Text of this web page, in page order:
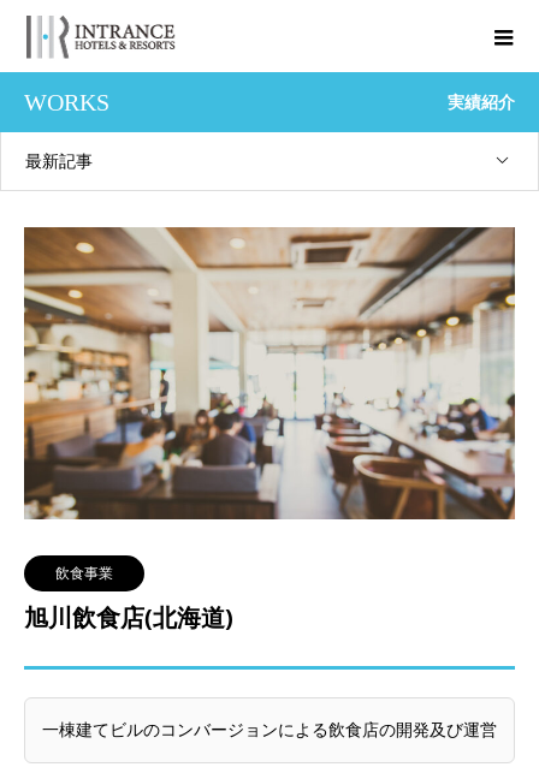
WORKS 実績紹介
最新記事
飲食事業
旭川飲食店(北海道)
一棟建てビルのコンバージョンによる飲食店の開発及び運営